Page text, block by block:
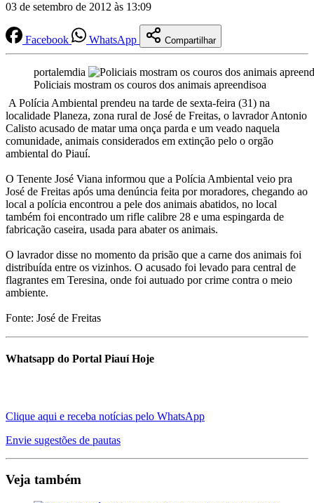
03 de setembro de 2012 às 13:09
Facebook WhatsApp Compartilhar
portalemdia
Policiais mostram os couros dos animais apreendisoa
A Polícia Ambiental prendeu na tarde de sexta-feira (31) na
localidade Planeza, zona rural de José de Freitas, o lavrador Antonio
Calisto acusado de matar uma onça parda e um veado naquela
comunidade, animais considerados em extinção pelo o orgão
ambiental do Piauí.
O Tenente José Viana informou que a Polícia Ambiental veio pra
José de Freitas após uma denúncia feita por moradores, chegando ao
local a polícia encontrou a pele dos animais abatidos, no local
também foi encontrado um rifle calibre 28 e uma espingarda de
fabricação caseira, usada para abater os animais.
O lavrador disse no momento da prisão que a carne dos animais foi
distribuída entre os vizinhos. O acusado foi levado para central de
flagrantes em Teresina, onde foi autuado por crime contra o meio
ambiente.
Fonte: José de Freitas
Whatsapp do Portal Piauí Hoje
Clique aqui e receba notícias pelo WhatsApp
Envie sugestões de pautas
Veja também